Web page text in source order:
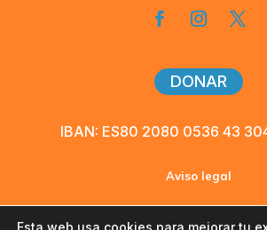
DONAR
IBAN: ES80 2080 0536 43
Aviso legal
Esta web usa cookies para mejorar tu